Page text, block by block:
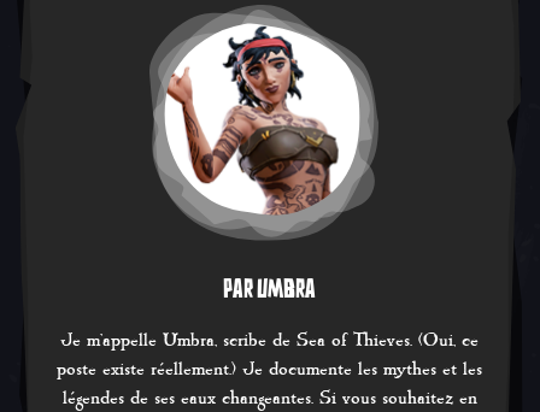
PAR UMBRA
Je m'appelle Umbra, scribe de Sea of Thieves. (Oui, ce
poste existe réellement.) Je documente les mythes et les
légendes de ses eaux changeantes. Si vous souhaitez en